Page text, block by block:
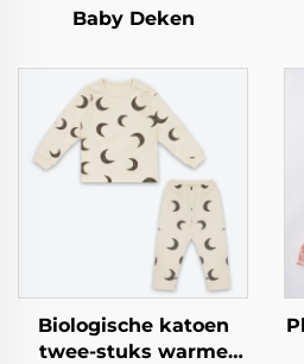
Baby Deken
Biologische katoen
twee-stuks warme